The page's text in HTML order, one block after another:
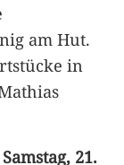
am Hut.
in
21.